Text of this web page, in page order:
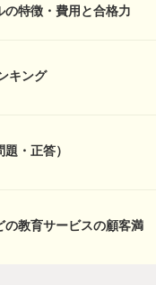
の特徴・費用と合格力
キング
・正答）
の教育サービスの顧客満